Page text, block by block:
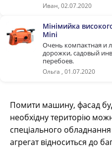
Иван, 02.07.2020
Мінімийка
Mini
Очень компактная и
дорожки, садовый
перебоев.
Ольга , 01.07.2020
Помити машину, фасад
необхідну територію
спеціального
агрегат відноситься до